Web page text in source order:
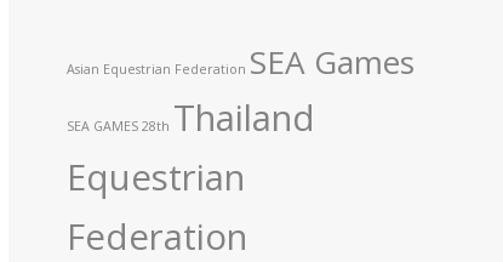
Asian Equestrian Federation SEA Games
SEA GAMES 28th Thailand
Equestrian
Federation